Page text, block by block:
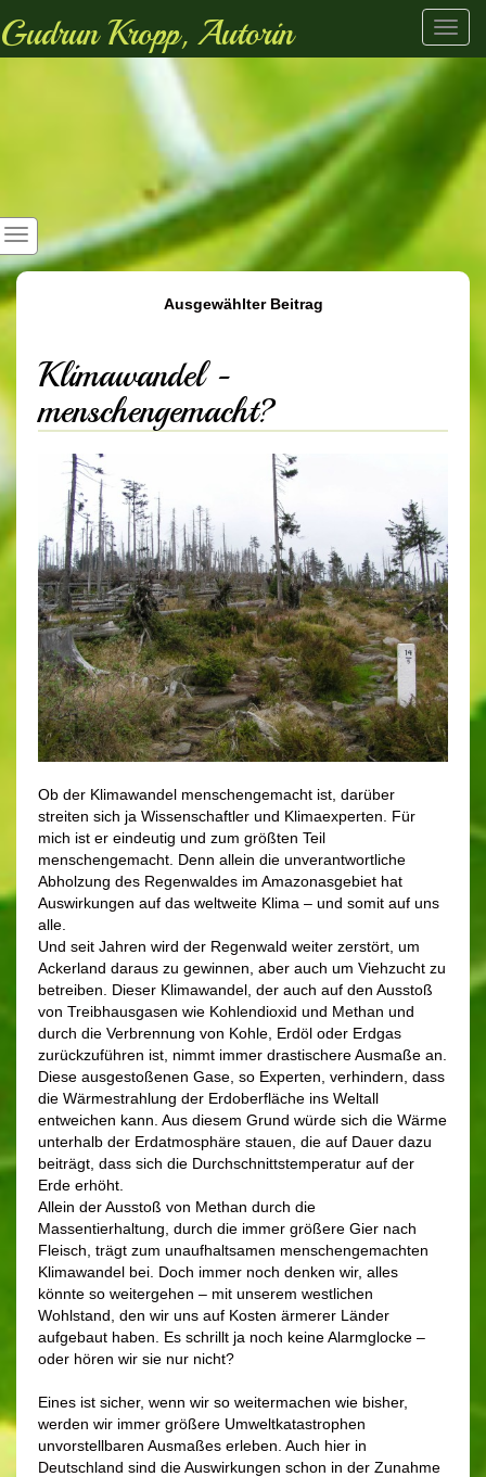
Gudrun Kropp, Autorin
Ausgewählter Beitrag
Klimawandel -
menschengemacht?
Ob der Klimawandel menschengemacht ist, darüber
streiten sich ja Wissenschaftler und Klimaexperten. Für
mich ist er eindeutig und zum größten Teil
menschengemacht. Denn allein die unverantwortliche
Abholzung des Regenwaldes im Amazonasgebiet hat
Auswirkungen auf das weltweite Klima – und somit auf uns
alle.
Und seit Jahren wird der Regenwald weiter zerstört, um
Ackerland daraus zu gewinnen, aber auch um Viehzucht zu
betreiben. Dieser Klimawandel, der auch auf den Ausstoß
von Treibhausgasen wie Kohlendioxid und Methan und
durch die Verbrennung von Kohle, Erdöl oder Erdgas
zurückzuführen ist, nimmt immer drastischere Ausmaße an.
Diese ausgestoßenen Gase, so Experten, verhindern, dass
die Wärmestrahlung der Erdoberfläche ins Weltall
entweichen kann. Aus diesem Grund würde sich die Wärme
unterhalb der Erdatmosphäre stauen, die auf Dauer dazu
beiträgt, dass sich die Durchschnittstemperatur auf der
Erde erhöht.
Allein der Ausstoß von Methan durch die
Massentierhaltung, durch die immer größere Gier nach
Fleisch, trägt zum unaufhaltsamen menschengemachten
Klimawandel bei. Doch immer noch denken wir, alles
könnte so weitergehen – mit unserem westlichen
Wohlstand, den wir uns auf Kosten ärmerer Länder
aufgebaut haben. Es schrillt ja noch keine Alarmglocke –
oder hören wir sie nur nicht?
Eines ist sicher, wenn wir so weitermachen wie bisher,
werden wir immer größere Umweltkatastrophen
unvorstellbaren Ausmaßes erleben. Auch hier in
Deutschland sind die Auswirkungen schon in der Zunahme